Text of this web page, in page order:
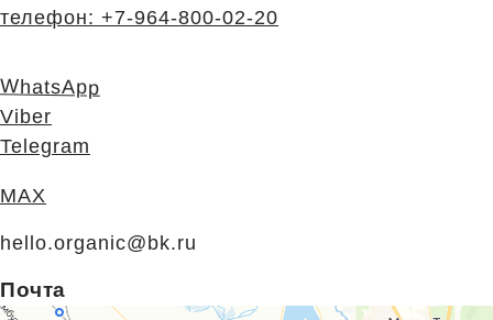
телефон: +7-964-800-02-20
WhatsApp
Viber
Telegram
MAX
hello.organic@bk.ru
Почта